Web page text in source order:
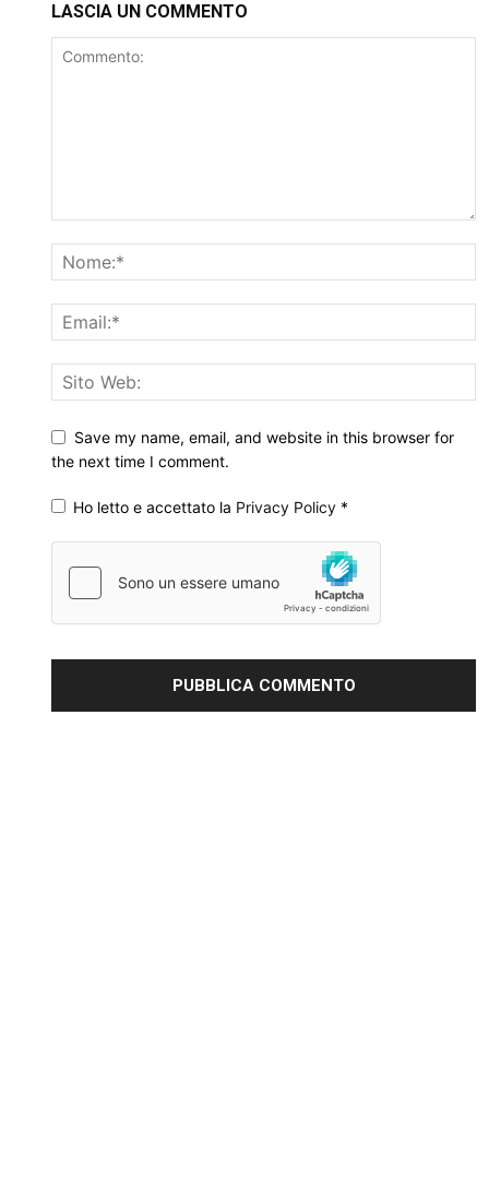
LASCIA UN COMMENTO
Save my name, email, and website in this browser for
the next time I comment.
Ho letto e accettato la Privacy Policy *